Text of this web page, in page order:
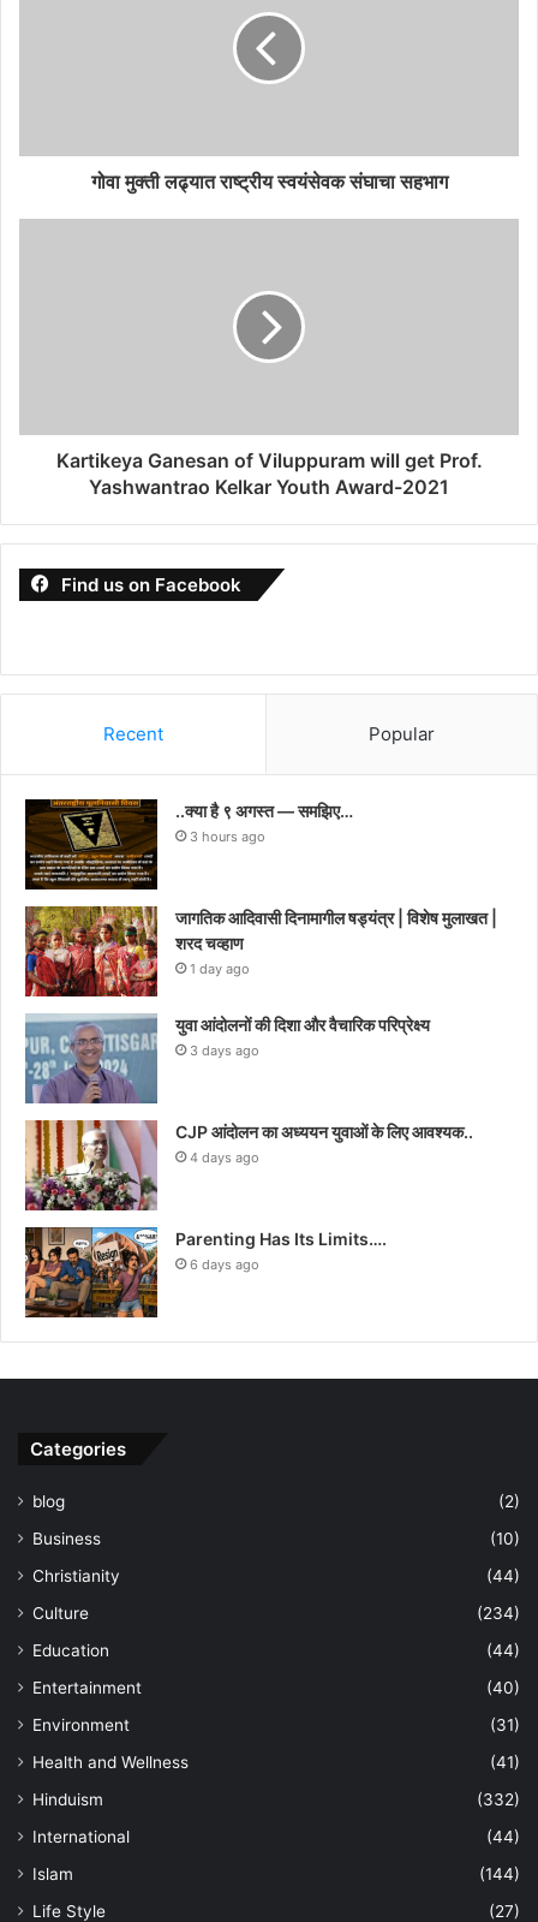
गोवा मुक्ती लढ्यात राष्ट्रीय स्वयंसेवक संघाचा सहभाग
Kartikeya Ganesan of Viluppuram will get Prof.
Yashwantrao Kelkar Youth Award-2021
Find us on Facebook
Recent Popular
..क्या है ९ अगस्त — समझिए…
3 hours ago
जागतिक आदिवासी दिनामागील षड्यंत्र | विशेष मुलाखत |
शरद चव्हाण
1 day ago
युवा आंदोलनों की दिशा और वैचारिक परिप्रेक्ष्य
3 days ago
CJP आंदोलन का अध्ययन युवाओं के लिए आवश्यक..
4 days ago
Parenting Has Its Limits….
6 days ago
Categories
blog
(2)
Business
(10)
Christianity
(44)
Culture
(234)
Education
(44)
Entertainment
(40)
Environment
(31)
Health and Wellness
(41)
Hinduism
(332)
International
(44)
Islam
(144)
Life Style
(27)